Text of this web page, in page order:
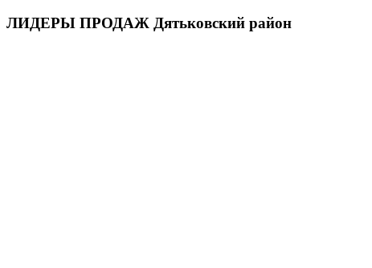
ЛИДЕРЫ ПРОДАЖ Дятьковский район